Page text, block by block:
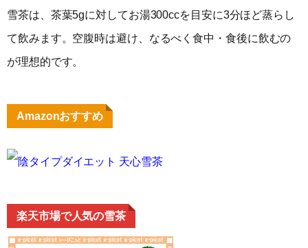
雪茶は、茶葉5gに対してお湯300ccを目安に3分ほど蒸らし
て飲みます。空腹時は避け、なるべく食中・食後に飲むの
が理想的です。
Amazonおすすめ
陰タイプダイエット 天心雪茶
楽天市場で人気の雪茶